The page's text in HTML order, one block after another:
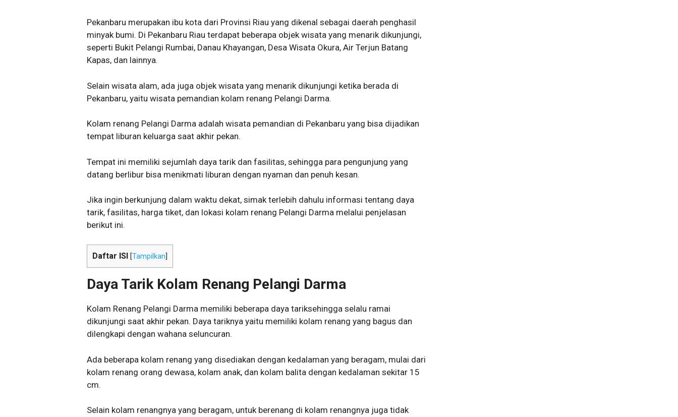
Pekanbaru merupakan ibu kota dari Provinsi Riau yang dikenal sebagai daerah penghasil
minyak bumi. Di Pekanbaru Riau terdapat beberapa objek wisata yang menarik dikunjungi,
seperti Bukit Pelangi Rumbai, Danau Khayangan, Desa Wisata Okura, Air Terjun Batang
Kapas, dan lainnya.
Selain wisata alam, ada juga objek wisata yang menarik dikunjungi ketika berada di
Pekanbaru, yaitu wisata pemandian kolam renang Pelangi Darma.
Kolam renang Pelangi Darma adalah wisata pemandian di Pekanbaru yang bisa dijadikan
tempat liburan keluarga saat akhir pekan.
Tempat ini memiliki sejumlah daya tarik dan fasilitas, sehingga para pengunjung yang
datang berlibur bisa menikmati liburan dengan nyaman dan penuh kesan.
Jika ingin berkunjung dalam waktu dekat, simak terlebih dahulu informasi tentang daya
tarik, fasilitas, harga tiket, dan lokasi kolam renang Pelangi Darma melalui penjelasan
berikut ini.
Daftar ISI [Tampilkan
Daya Tarik Kolam Renang Pelangi Darma
Kolam Renang Pelangi Darma memiliki beberapa daya tariksehingga selalu ramai
dikunjungi saat akhir pekan. Daya tariknya yaitu memiliki kolam renang yang bagus dan
dilengkapi dengan wahana seluncuran.
Ada beberapa kolam renang yang disediakan dengan kedalaman yang beragam, mulai dari
kolam renang orang dewasa, kolam anak, dan kolam balita dengan kedalaman sekitar 15
cm.
Selain kolam renangnya yang beragam, untuk berenang di kolam renangnya juga tidak